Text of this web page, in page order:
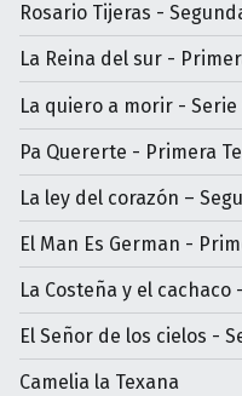
Rosario Tijeras -
La Reina del sur -
La quiero a morir - Serie
Pa Quererte - Primera
La ley del corazón –
El Man Es German -
La Costeña y el cachaco
El Señor de los cielos -
Camelia la Texana